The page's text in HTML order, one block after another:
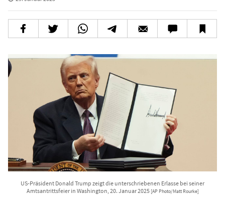
US-Präsident Donald Trump zeigt die unterschriebenen Erlasse bei seiner
Amtsantrittsfeier in Washington, 20. Januar 2025 [AP Photo/Matt Rourke]